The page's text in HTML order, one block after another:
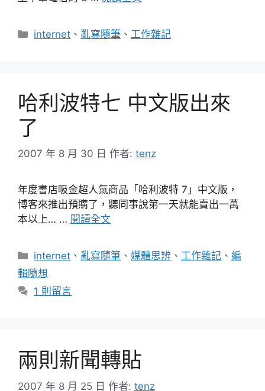
分
internet 、 亂寫隨筆 、 工作雜記
哈利波特七 中文版出來
了
2007 年 8 月 30 日 作者: tenz
年度書店吸金超人氣商品「哈利波特 7」中文版，
博客來推出預購了，聽同事說第一天就能賣出一萬
本以上… … 閱讀全文
分
類
internet 、 亂寫隨筆 、媒體思辨 、工作雜記 、編
輯隨想
1 則留言
兩則新聞轉貼
2007 年 8 月 25 日 作者: tenz